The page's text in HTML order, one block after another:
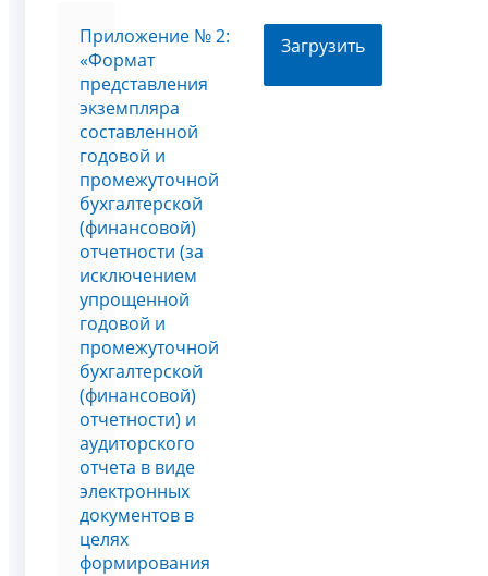
Приложение № 2:
«Формат
представления
экземпляра
составленной
годовой и
промежуточной
бухгалтерской
(финансовой)
отчетности (за
исключением
упрощенной
годовой и
промежуточной
бухгалтерской
(финансовой)
отчетности) и
аудиторского
отчета в виде
электронных
документов в
целях
формирования
Загрузить